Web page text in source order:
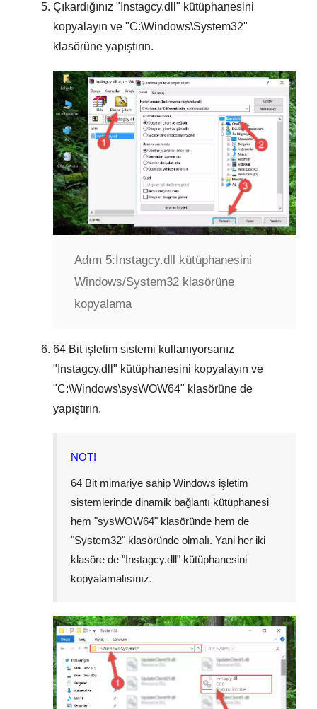
Çıkardığınız " Instagcy.dll " kütüphanesini
kopyalayın ve "C:\Windows\System32"
klasörüne yapıştırın.
Adım 5: Instagcy.dll kütüphanesini
Windows/System32 klasörüne
kopyalama
64 Bitişletim sistemi kullanıyorsanız
" Instagcy.dll " kütüphanesini kopyalayın ve
"C:\Windows\sysWOW64" klasörüne de
yapıştırın.
NOT!
64 Bit mimariye sahip Windows işletim
sistemlerinde dinamik bağlantı kütüphanesi
hem "sysWOW64" klasöründe hem de
"System32" klasöründe olmalı. Yani her iki
klasöre de "Instagcy.dll" kütüphanesini
kopyalamalısınız.